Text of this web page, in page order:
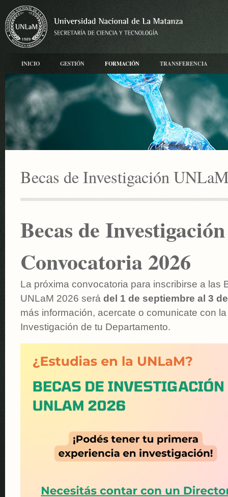
INICIO GESTIÓN FORMACIÓN TRANSFERENCIA
Becas de Investigación
Becas de
Convocatoria 2026
La próxima convocatoria para inscribirse a las
UNLaM 2026 será del 1 de septiembre al 3
más información, acercate o comunicate con
Investigación de tu Departamento.